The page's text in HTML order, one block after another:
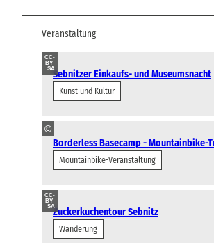
Veranstaltung
CC-
BY-
SASebnitzer Einkaufs- und Museumsnacht
Kunst und Kultur
©
Borderless Basecamp - Mountainbike-
Mountainbike-Veranstaltung
CC-
BY-
SAZuckerkuchentour Sebnitz
Wanderung